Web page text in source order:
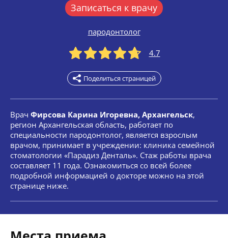
Записаться к врачу
пародонтолог
4.7
Поделиться страницей
Врач Фирсова Карина Игоревна, Архангельск,
регион Архангельская область, работает по
специальности пародонтолог, является взрослым
врачом, принимает в учреждении: клиника семейной
стоматологии «Парадиз Денталь». Стаж работы врача
составляет 11 года. Ознакомиться со всей более
подробной информацией о докторе можно на этой
странице ниже.